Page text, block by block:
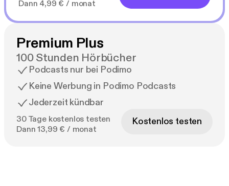
Dann 4,99 € / monat
Premium Plus
100 Stunden Hörbücher
Podcasts nur bei Podimo
Keine Werbung in Podimo Podcasts
Jederzeit kündbar
30 Tage kostenlos testen
Dann 13,99 € / monat
Kostenlos testen